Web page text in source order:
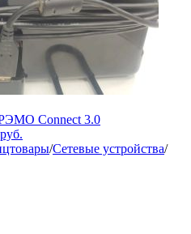
РЭМО Connect 3.0
руб.
/Сетевые устройства/